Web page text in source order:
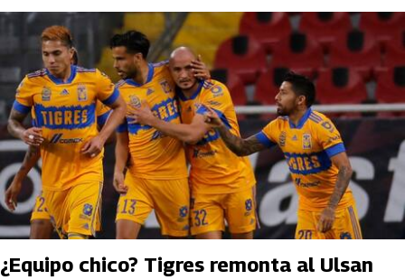
¿Equipo chico? Tigres remonta al Ulsan